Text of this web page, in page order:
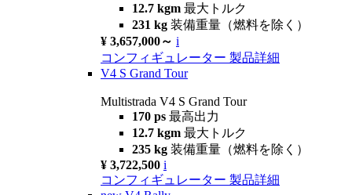
12.7 kgm 最大トルク
231 kg 装備重量（燃料を除く）
¥ 3,657,000～ i
コンフィギュレーター 製品詳細
V4 S Grand Tour
Multistrada V4 S Grand Tour
170 ps 最高出力
12.7 kgm 最大トルク
235 kg 装備重量（燃料を除く）
¥ 3,722,500 i
コンフィギュレーター 製品詳細